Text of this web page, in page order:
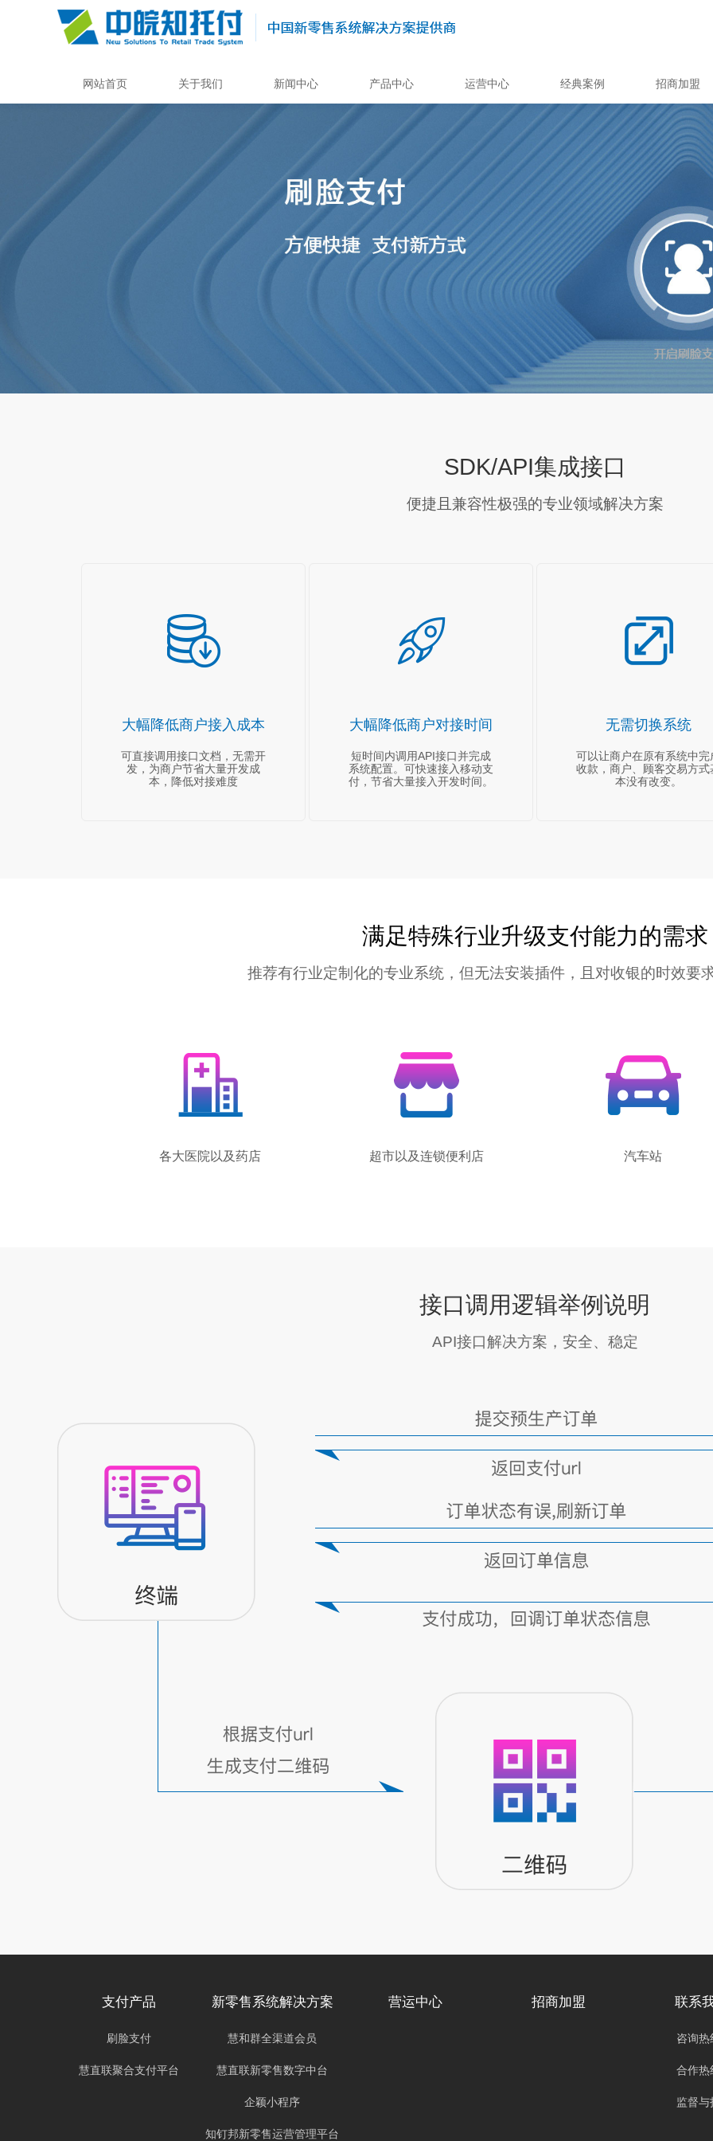
网站首页 关于我们 新闻中心 产品中心 运营中心 经典案例 招商加盟
SDK/API集成接口
便捷且兼容性极强的专业领域解决方案
大幅降低商户接入成本
可直接调用接口文档，无需开
发，为商户节省大量开发成
本，降低对接难度
大幅降低商户对接时间
短时间内调用API接口并完成
系统配置。可快速接入移动支
付，节省大量接入开发时间。
无需切换系统
可以让商户在原有系统中完
收款，商户、顾客交易方式
本没有改变。
满足特殊行业升级支付能力的需求
推荐有行业定制化的专业系统，但无法安装插件，且对收银的时效要
各大医院以及药店 超市以及连锁便利店 汽车站
接口调用逻辑举例说明
API接口解决方案，安全、稳定
支付产品
刷脸支付
慧直联聚合支付平台
新零售系统解决方案
慧和群全渠道会员
慧直联新零售数字中台
企颖小程序
知钉邦新零售运营管理平台
营运中心 招商加盟 联系
咨询
合作
监督